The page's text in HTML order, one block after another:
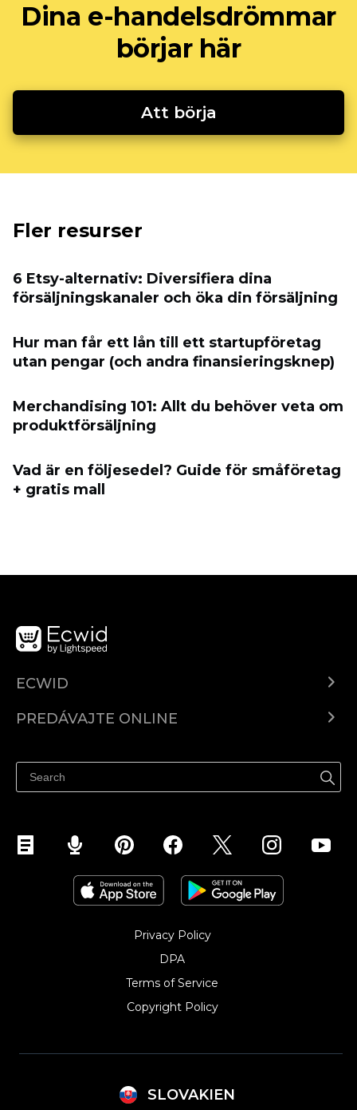
Dina e-handelsdrömmar
börjar här
Att börja
Fler resurser
6 Etsy-alternativ: Diversifiera dina
försäljningskanaler och öka din försäljning
Hur man får ett lån till ett startupföretag
utan pengar (och andra finansieringsknep)
Merchandising 101: Allt du behöver veta om
produktförsäljning
Vad är en följesedel? Guide för småföretag
+ gratis mall
ECWID
Cenník
PREDÁVAJTE ONLINE
Predávajte na Facebook
Predávať na Instagram
Privacy Policy
DPA
Terms of Service
Copyright Policy‎
SLOVAKIEN